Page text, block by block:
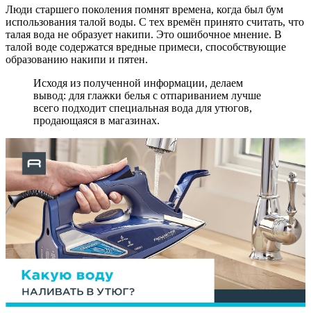
Люди старшего поколения помнят времена, когда был бум
использования талой воды. С тех времён принято считать, что
талая вода не образует накипи. Это ошибочное мнение. В
талой воде содержатся вредные примеси, способствующие
образованию накипи и пятен.
Исходя из полученной информации, делаем
вывод: для глажки белья с отпариванием лучше
всего подходит специальная вода для утюгов,
продающаяся в магазинах.